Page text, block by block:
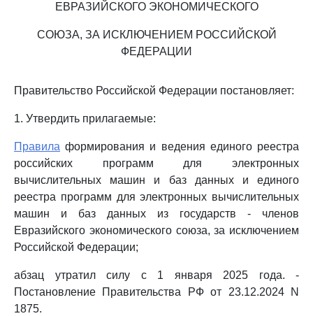
ЕВРАЗИЙСКОГО ЭКОНОМИЧЕСКОГО
СОЮЗА, ЗА ИСКЛЮЧЕНИЕМ РОССИЙСКОЙ
ФЕДЕРАЦИИ
Правительство Российской Федерации постановляет:
1. Утвердить прилагаемые:
Правила формирования и ведения единого реестра
российских программ для электронных
вычислительных машин и баз данных и единого
реестра программ для электронных вычислительных
машин и баз данных из государств - членов
Евразийского экономического союза, за исключением
Российской Федерации;
абзац утратил силу с 1 января 2025 года. -
Постановление Правительства РФ от 23.12.2024 N
1875.